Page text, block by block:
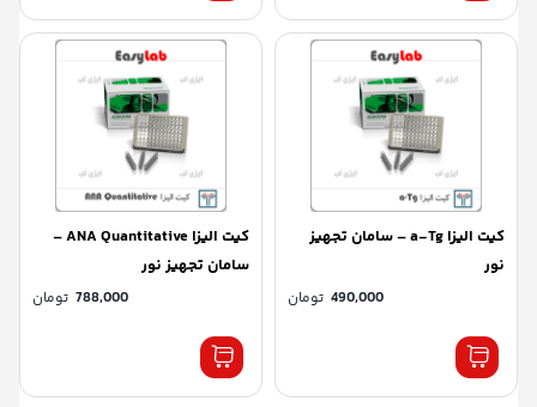
کیت الیزا a-Tg – سامان تجهیز
نور
490,000 تومان
کیت الیزا ANA Quantitative –
سامان تجهیز نور
788,000 تومان